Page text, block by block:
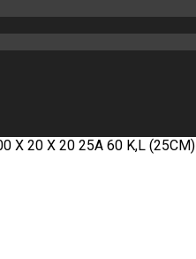
Х 20 Х 20 25А 60 K,L (25СМ)